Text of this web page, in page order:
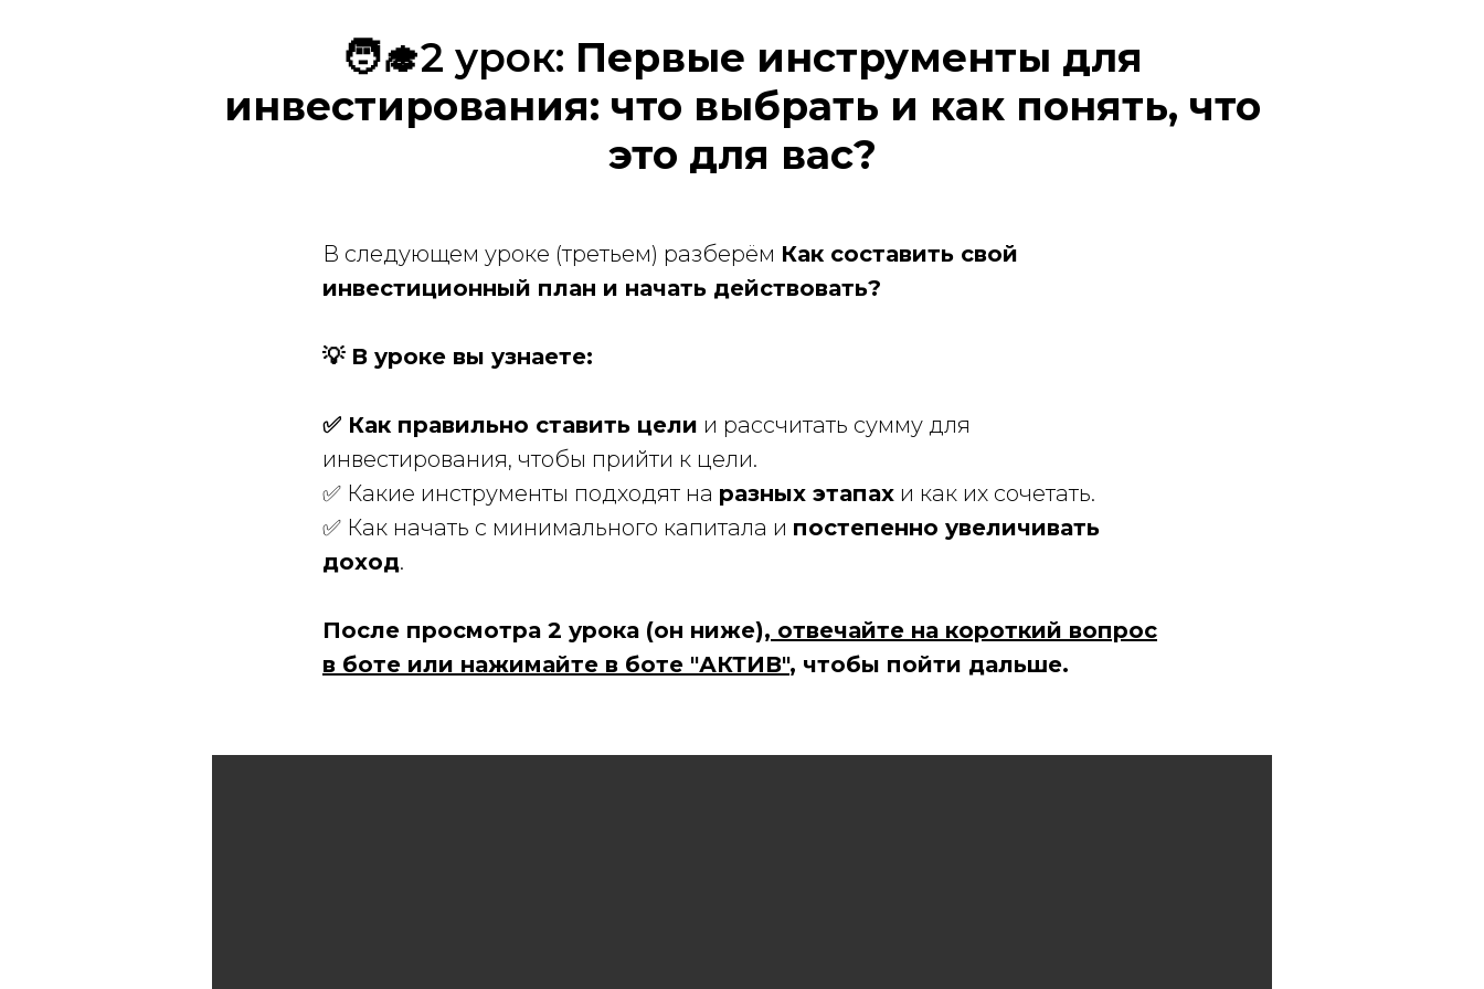
🧑‍🎓2 урок: Первые инструменты для
инвестирования: что выбрать и как понять, что
это для вас?
В следующем уроке (третьем) разберём Как составить свой
инвестиционный план и начать действовать?
💡 В уроке вы узнаете:
✅ Как правильно ставить цели и рассчитать сумму для
инвестирования, чтобы прийти к цели.
✅ Какие инструменты подходят на разных этапах и как их сочетать.
✅ Как начать с минимального капитала и постепенно увеличивать
доход.
После просмотра 2 урока (он ниже), отвечайте на короткий вопрос
в боте или нажимайте в боте "АКТИВ", чтобы пойти дальше.